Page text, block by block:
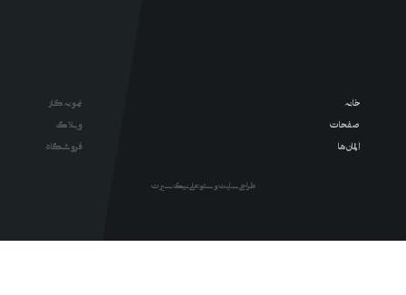
خانه
صفحات
المان ها
نمونه کار
وبلاگ
فروشگاه
طراحی سایت و سئو : علی نیک سیرت